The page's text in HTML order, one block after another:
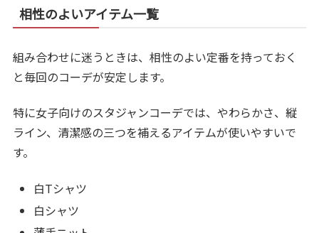
相性のよいアイテム一覧
組み合わせに迷うときは、相性のよい定番を持っておく
と毎回のコーデが安定します。
特に女子向けのスタジャンコーデでは、やわらかさ、縦
ライン、清潔感の三つを補えるアイテムが使いやすいで
す。
白Tシャツ
白シャツ